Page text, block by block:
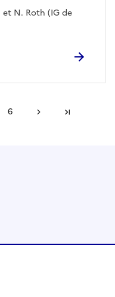
et N. Roth (IG de
6 Page suivante